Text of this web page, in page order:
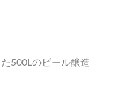
500Lのビール醸造